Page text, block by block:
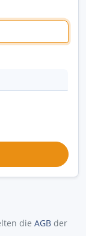
die AGB der